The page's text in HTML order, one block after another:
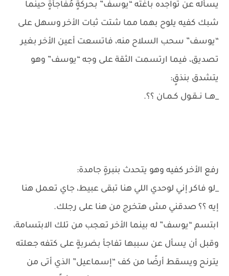
يسأله عن تواجده باغته “يوسف” بحركةٍ مُفاجأةٍ حينما
شبك كفيه يلوح بهما مما شتت ثبات الأخر وسهل على
“يوسف” سحب السلاح منه، فاتسعت أعين الأخر بغير
تصديق، فيما ارتسمت الثقة على وجه “يوسف” وهو
يتشدق بنذقٍ:
_هــا نــقـول كـمـان ؟؟.
رفع الأخر كفيه وهو يتحدث بنبرةٍ جامدة:
_لو فاكر إني لوحدي اللي هنا تبقى عبيط، جاي تعمل هنا
إيه ؟؟ صدقني مش هتخرج من هنا على رجلك.
ابتسم “يوسف” له بينما الأخر تعجب من تلك الابتسامة،
وقبل أن يسأل عن سببها تفاجأ بضربةٍ على كتفه جعلته
يترنح ويسقط أرضًا من كف “إسماعيل” الذي أتى من